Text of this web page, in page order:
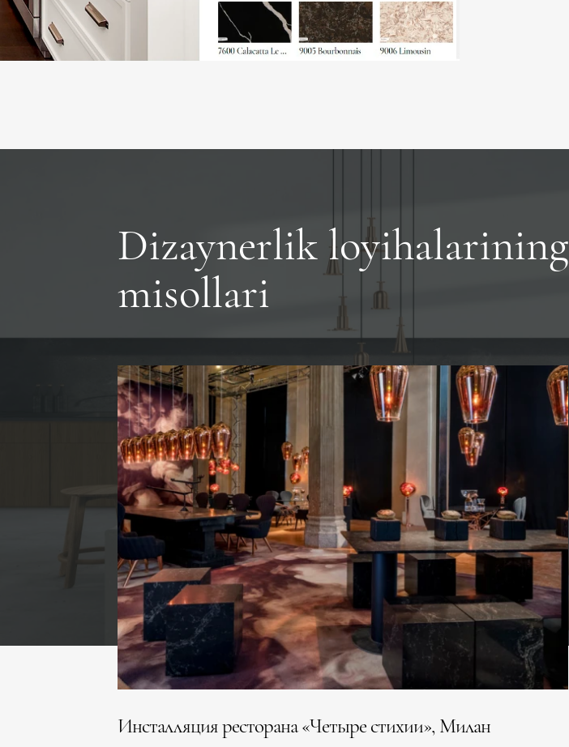
Dizaynerlik loyihalarining
misollari
Инсталляция ресторана «Четыре стихии», Милан